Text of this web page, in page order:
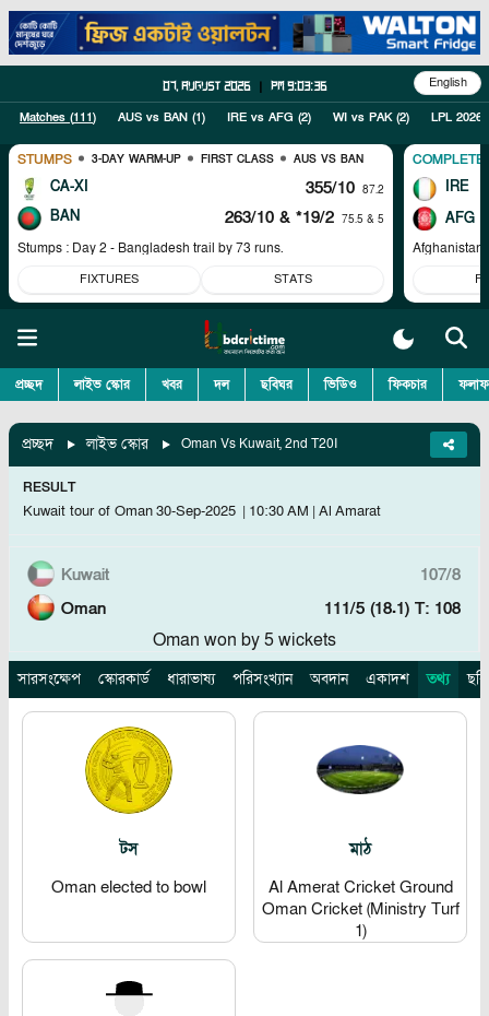
07, August 2026 pm 9:03:37 English
Matches (111) AUS vs BAN (1) IRE vs AFG (2) WI vs PAK(2) LPL 2026
STUMPS 3-DAY WARM-UP FIRST CLASS AUS VS BAN
CA-XI 355/10 87.2
BAN 263/10 & *19/2 75.5 & 5
Stumps : Day 2 - Bangladesh trail by 73 runs.
FIXTURES STATS
IRE
AFG
Afghanistan
প্রচ্ছদ লাইভ স্কোর খবর দল ছবিঘর ভিডিও ফিকচার
প্রচ্ছদ লাইভ স্কোর Oman Vs Kuwait, 2nd T20I
RESULT
Kuwait tour of Oman30-Sep-2025 | 10:30 AM | Al Amarat
Kuwait
107/8
Oman
111/5 (18.1) T: 108
Oman won by 5 wickets
সারসংক্ষেপ স্কোরকার্ড ধারাভাষ্য পরিসংখ্যান অবদান একাদশ তথ্য
টস
Oman elected to bowl
মাঠ
Al Amerat Cricket Ground
Oman Cricket (Ministry Turf
1)